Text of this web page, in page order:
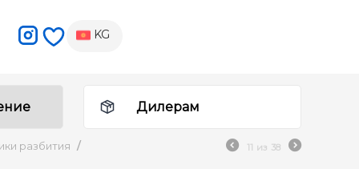
KG
Дилерам
разбития /
11 из 38